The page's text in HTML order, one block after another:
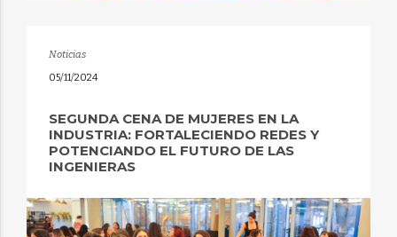
Noticias
05/11/2024
SEGUNDA CENA DE MUJERES EN LA
INDUSTRIA: FORTALECIENDO REDES Y
POTENCIANDO EL FUTURO DE LAS
INGENIERAS